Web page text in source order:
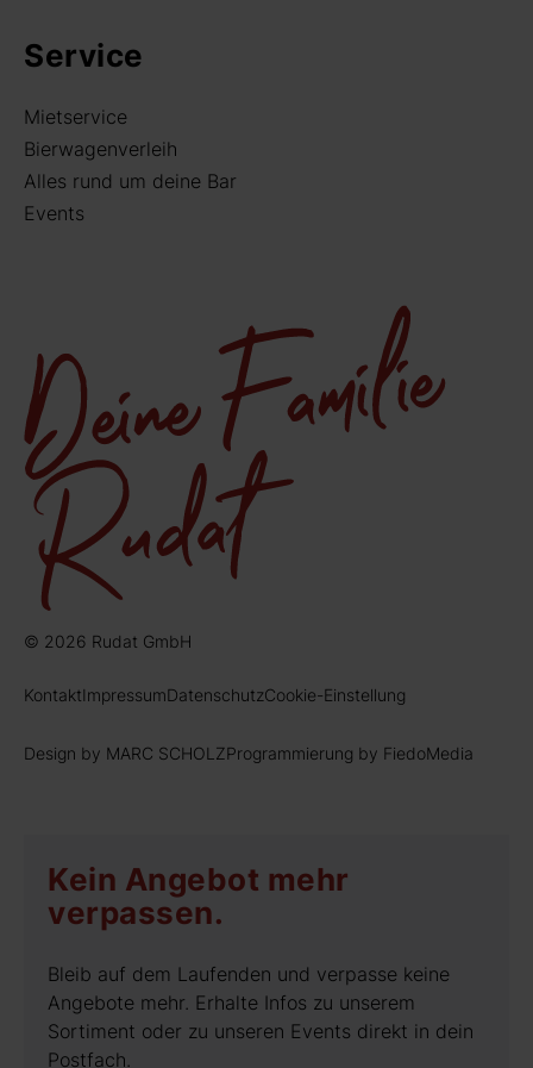
Service
Mietservice
Bierwagenverleih
Alles rund um deine Bar
Events
© 2026 Rudat GmbH
KontaktImpressumDatenschutzCookie-Einstellung
Design by MARC SCHOLZProgrammierung by FiedoMedia
Kein Angebot mehr
verpassen.
Bleib auf dem Laufenden und verpasse keine
Angebote mehr. Erhalte Infos zu unserem
Sortiment oder zu unseren Events direkt in dein
Postfach.